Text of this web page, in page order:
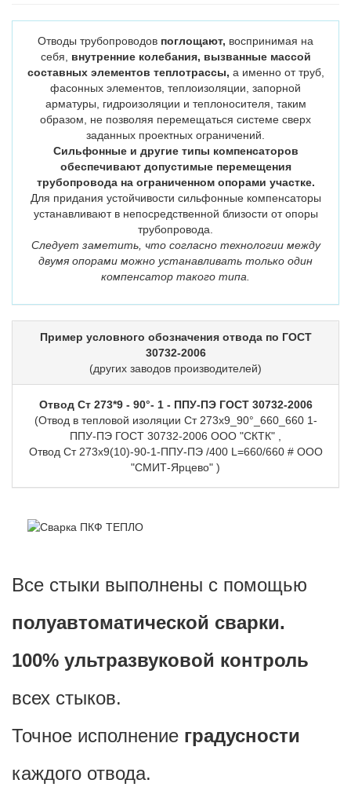
Отводы трубопроводов поглощают, воспринимая на
себя, внутренние колебания, вызванные массой
составных элементов теплотрассы, а именно от труб,
фасонных элементов, теплоизоляции, запорной
арматуры, гидроизоляции и теплоносителя, таким
образом, не позволяя перемещаться системе сверх
заданных проектных ограничений.
Сильфонные и другие типы компенсаторов
обеспечивают допустимые перемещения
трубопровода на ограниченном опорами участке.
Для придания устойчивости сильфонные компенсаторы
устанавливают в непосредственной близости от опоры
трубопровода.
Следует заметить, что согласно технологии между
двумя опорами можно устанавливать только один
компенсатор такого типа.
Пример условного обозначения отвода по ГОСТ
30732-2006
(других заводов производителей)
Отвод Ст 273*9 - 90°- 1 - ППУ-ПЭ ГОСТ 30732-2006
(Отвод в тепловой изоляции Ст 273х9_90°_660_660 1-
ППУ-ПЭ ГОСТ 30732-2006 ООО "СКТК" ,
Отвод Ст 273х9(10)-90-1-ППУ-ПЭ /400 L=660/660 # ООО
"СМИТ-Ярцево" )
Все стыки выполнены с помощью
полуавтоматической сварки.
100% ультразвуковой контроль
всех стыков.
Точное исполнение градусности
каждого отвода.